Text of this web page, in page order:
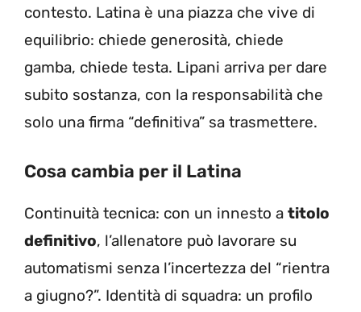
contesto. Latina è una piazza che vive di
equilibrio: chiede generosità, chiede
gamba, chiede testa. Lipani arriva per dare
subito sostanza, con la responsabilità che
solo una firma “definitiva” sa trasmettere.
Cosa cambia per il Latina
Continuità tecnica: con un innesto a titolo
definitivo, l’allenatore può lavorare su
automatismi senza l’incertezza del “rientra
a giugno?”. Identità di squadra: un profilo